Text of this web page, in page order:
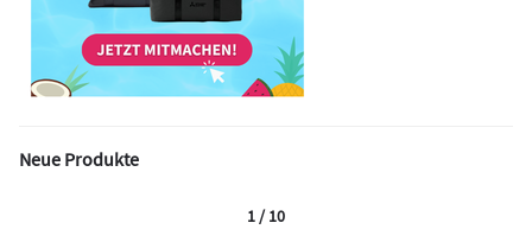
Neue Produkte
1 / 10